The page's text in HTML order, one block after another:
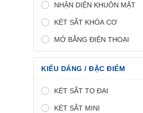
NHẬN DIỆN KHUÔN MẶT
KÉT SẮT KHÓA CƠ
MỞ BẰNG ĐIỆN THOẠI
KIỂU DÁNG / ĐẶC ĐIỂM
KÉT SẮT TO ĐẠI
KÉT SẮT MINI